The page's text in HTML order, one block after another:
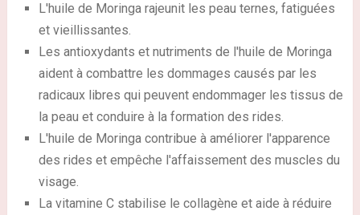
L'huile de Moringa rajeunit les peau ternes, fatiguées
et vieillissantes.
Les antioxydants et nutriments de l'huile de Moringa
aident à combattre les dommages causés par les
radicaux libres qui peuvent endommager les tissus de
la peau et conduire à la formation des rides.
L'huile de Moringa contribue à améliorer l'apparence
des rides et empêche l'affaissement des muscles du
visage.
La vitamine C stabilise le collagène et aide à réduire